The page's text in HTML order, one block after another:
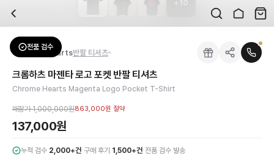
배송은 얼마나 걸리나요?
검수는 어떻게 진행되나요? 검수 사진을 받을 수 있나요?
전문 스태프가 실물 상품을 직접 확인한 후 검수 사진을 제공합니다. 가죽 재질,
교환이나 반품이 가능한가요?
수령 후 7일 이내 신청하시면 상품 하자, 사이즈 불일치, 고객 변심 모두 교환·반
쿠폰과 적립금을 함께 사용할 수 있나요?
네, 쿠폰과 적립금을 결제 시 함께 사용하실 수 있습니다. 적립금은 1,000원 이상
사이즈는 어떻게 선택하나요?
상품 상세의 사이즈 정보를 참고해 선택하시고, 사이즈 선택이 어려우시면 카카오
크롬하츠 마젠타 로고 포켓 반팔 티셔츠
브랜드:
성별:남성
색상:블랙
가격:137,000원
크롬하츠의 독보적인 아우라를 담아낸 마젠타 로고 포켓 반팔 티셔츠는 남성 럭
크롬하츠 마젠타 로고 포켓 반팔 티셔츠
10
전품 검수
Chrome Hearts반팔 티셔츠
크롬하츠 마젠타 로고 포켓 반팔 티셔츠
Chrome Hearts Magenta Logo Pocket T-Shirt
매장가1,000,000원863,000원 절약
137,000원
누적 검수 2,000+건·구매 후기 1,500+건· 전품 검수 발송